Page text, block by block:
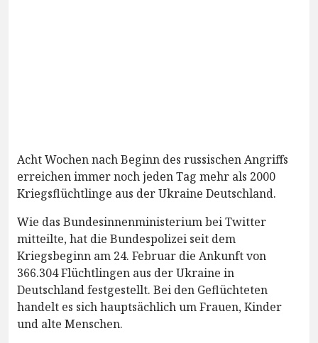
Acht Wochen nach Beginn des russischen Angriffs
erreichen immer noch jeden Tag mehr als 2000
Kriegsflüchtlinge aus der Ukraine Deutschland.
Wie das Bundesinnenministerium bei Twitter
mitteilte, hat die Bundespolizei seit dem
Kriegsbeginn am 24. Februar die Ankunft von
366.304 Flüchtlingen aus der Ukraine in
Deutschland festgestellt. Bei den Geflüchteten
handelt es sich hauptsächlich um Frauen, Kinder
und alte Menschen.